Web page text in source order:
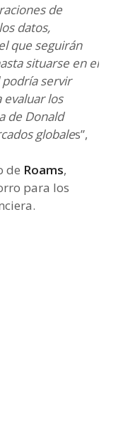
de
datos,
que seguirán
situarse en el
podría servir
los
de Donald
globales”,
de Roams,
para los